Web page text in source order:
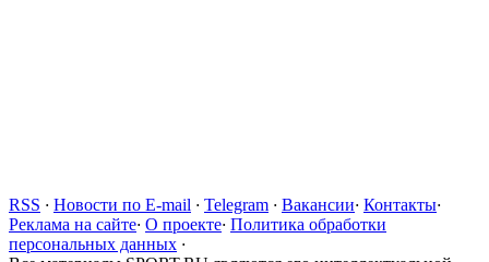
RSS · Новости по E-mail · Telegram · Вакансии· Контакты·
Реклама на сайте· О проекте· Политика обработки
персональных данных ·